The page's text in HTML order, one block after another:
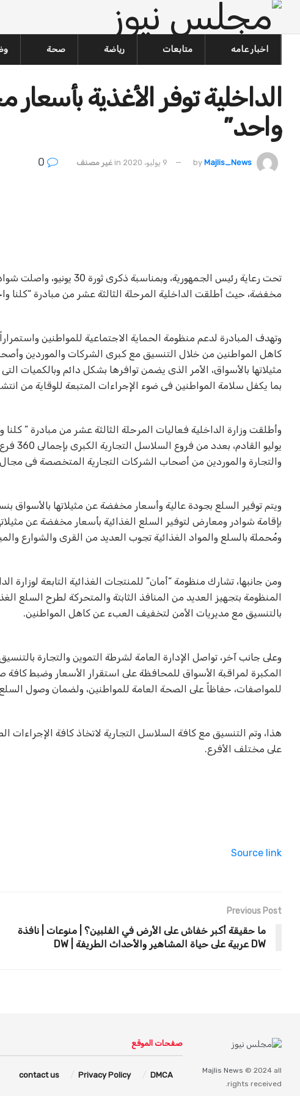
اخبار عامه متابعات رياضة صحة
الداخلية توفر الأغذية
واحد”
by Majlis_News 9 يوليو، 2020 in غير مصنف
تحت رعاية رئيس الجمهورية،
مخفضة، حيث أطلقت الداخلية المرحلة الثالثة عشر من مبادرة “كلنا
وتهدف المبادرة لدعم منظومة الحماية الاجتماعية للمواطنين
كاهل المواطنين من خلال التنسيق مع كبرى الشركات والموردين
مثيلاتها بالأسواق، الأمر الذى يضمن توافرها بشكل دائم وبالكميات
بما يكفل سلامة المواطنين فى ضوء الإجراءات المتبعة للوقاية من
والتجارة والموردين من أصحاب الشركات التجارية المتخصصة فى مجال
بإقامة شوادر ومعارض لتوفير السلع الغذائية بأسعار مخفضة عن
ومُحملة بالسلع والمواد الغذائية تجوب العديد من القرى والشوارع
ومن جانبها، تشارك منظومة “أمان” للمنتجات الغذائية التابعة
المنظومة بتجهيز العديد من المنافذ الثابتة والمتحركة لطرح السلع
بالتنسيق مع مديريات الأمن لتخفيف العبء عن كاهل المواطنين.
وعلى جانب آخر، تواصل الإدارة العامة لشرطة التموين والتجارة
المكبرة لمراقبة الأسواق للمحافظة على استقرار الأسعار وضبط كافة
للمواصفات، حفاظاً على الصحة العامة للمواطنين، ولضمان وصول السلع
هذا، وتم التنسيق مع كافة السلاسل التجارية لاتخاذ كافة الإجراءات
على مختلف الأفرع.
Source link
Previous Post
ما حقيقة أكبر خفاش على الأرض في الفلبين؟ | منوعات | نافذة
DW عربية على حياة المشاهير والأحداث الطريفة | DW
Majlis News © 2024 all
rights received.
صفحات الموقع
DMCA
Privacy Policy
contact us